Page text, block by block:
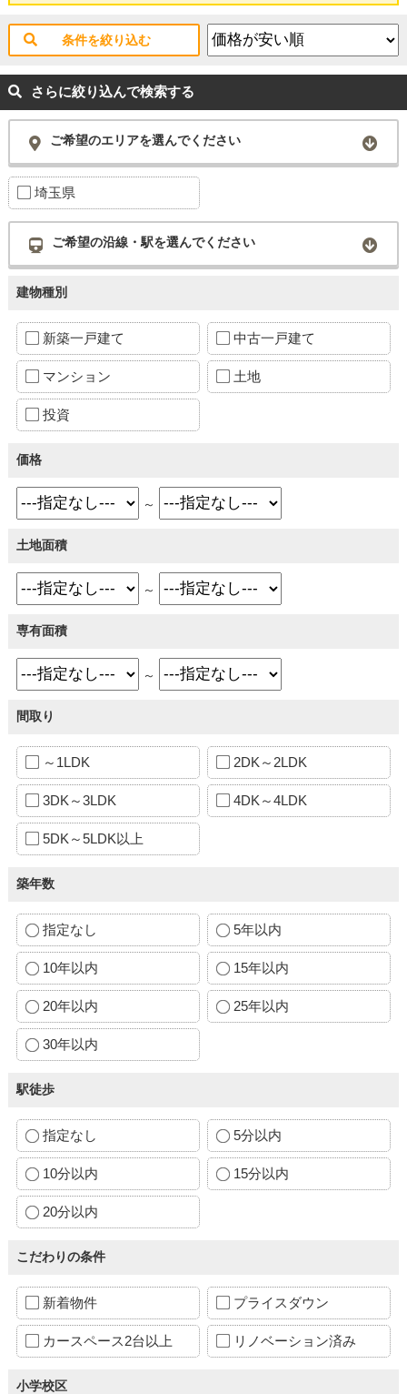
条件を絞り込む
さらに絞り込んで検索する
ご希望のエリアを選んでください
埼玉県
ご希望の沿線・駅を選んでください
建物種別
新築一戸建て 中古一戸建て
マンション 土地
投資
価格
～
土地面積
～
専有面積
～
間取り
～1LDK 2DK～2LDK
3DK～3LDK 4DK～4LDK
5DK～5LDK以上
築年数
指定なし 5年以内
10年以内 15年以内
20年以内 25年以内
30年以内
駅徒歩
指定なし 5分以内
10分以内 15分以内
20分以内
こだわりの条件
新着物件 プライスダウン
カースペース2台以上 リノベーション済み
小学校区